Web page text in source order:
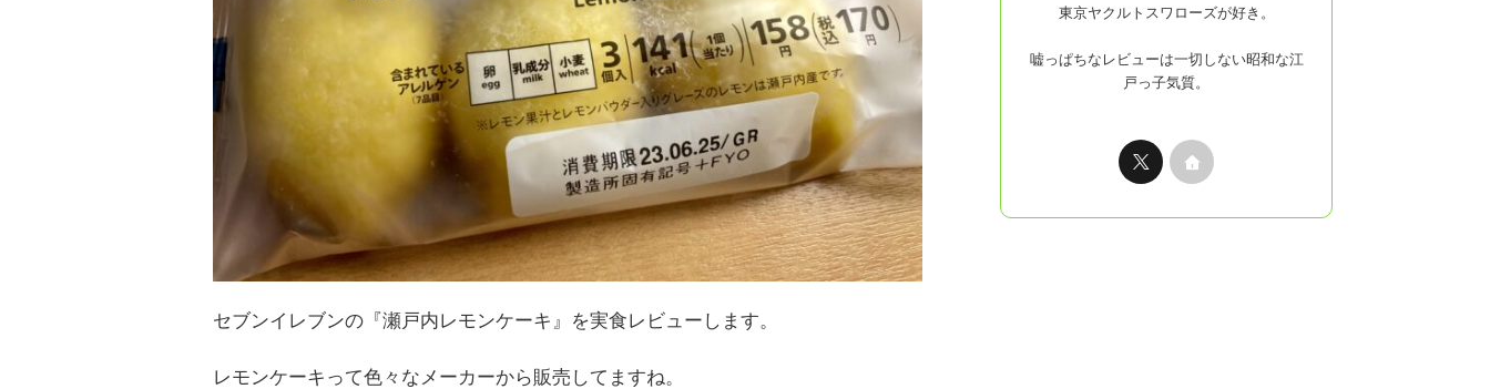
セブンイレブンの『瀬戸内レモンケーキ』を実食レビューします。
レモンケーキって色々なメーカーから販売してますね。
東京ヤクルトスワローズが好き。
嘘っぱちなレビューは一切しない昭和な江
戸っ子気質。